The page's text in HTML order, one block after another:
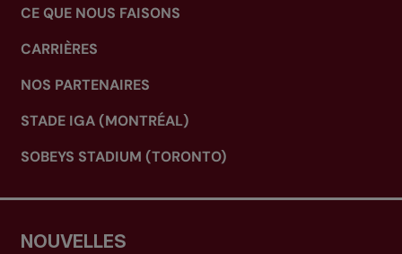
CE QUE NOUS FAISONS
CARRIÈRES
NOS PARTENAIRES
STADE IGA (MONTRÉAL)
SOBEYS STADIUM (TORONTO)
NOUVELLES